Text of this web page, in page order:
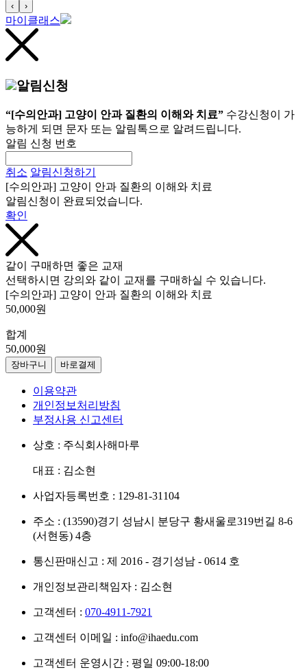
‹ ›
마이클래스
알림신청
“[수의안과] 고양이 안과 질환의 이해와 치료” 수강신청이 가
능하게 되면 문자 또는 알림톡으로 알려드립니다.
알림 신청 번호
취소 알림신청하기
[수의안과] 고양이 안과 질환의 이해와 치료
알림신청이 완료되었습니다.
확인
같이 구매하면 좋은 교재
선택하시면 강의와 같이 교재를 구매하실 수 있습니다.
[수의안과] 고양이 안과 질환의 이해와 치료
50,000원
합계
50,000원
장바구니 바로결제
이용약관
개인정보처리방침
부정사용 신고센터
상호 : 주식회사해마루
대표 : 김소현
사업자등록번호 : 129-81-31104
주소 : (13590)경기 성남시 분당구 황새울로319번길 8-6
(서현동) 4층
통신판매신고 : 제 2016 - 경기성남 - 0614 호
개인정보관리책임자 : 김소현
고객센터 : 070-4911-7921
고객센터 이메일 : info@ihaedu.com
고객센터 운영시간 : 평일 09:00-18:00